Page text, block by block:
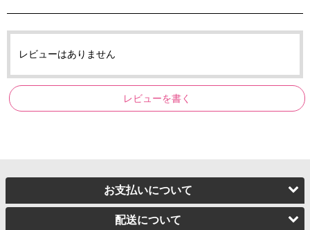
レビューはありません
レビューを書く
お支払いについて
配送について